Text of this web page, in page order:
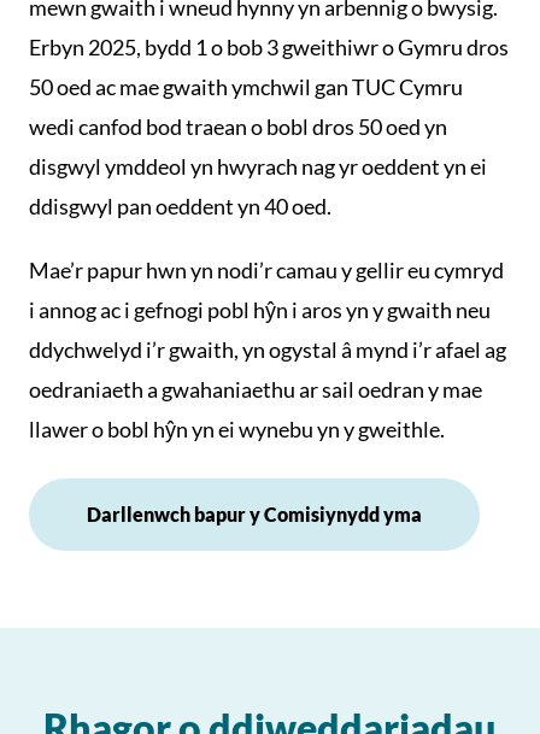
mewn gwaith i wneud hynny yn arbennig o bwysig.
Erbyn 2025, bydd 1 o bob 3 gweithiwr o Gymru dros
50 oed ac mae gwaith ymchwil gan TUC Cymru
wedi canfod bod traean o bobl dros 50 oed yn
disgwyl ymddeol yn hwyrach nag yr oeddent yn ei
ddisgwyl pan oeddent yn 40 oed.
Mae’r papur hwn yn nodi’r camau y gellir eu cymryd
i annog ac i gefnogi pobl hŷn i aros yn y gwaith neu
ddychwelyd i’r gwaith, yn ogystal â mynd i’r afael ag
oedraniaeth a gwahaniaethu ar sail oedran y mae
llawer o bobl hŷn yn ei wynebu yn y gweithle.
Darllenwch bapur y Comisiynydd yma